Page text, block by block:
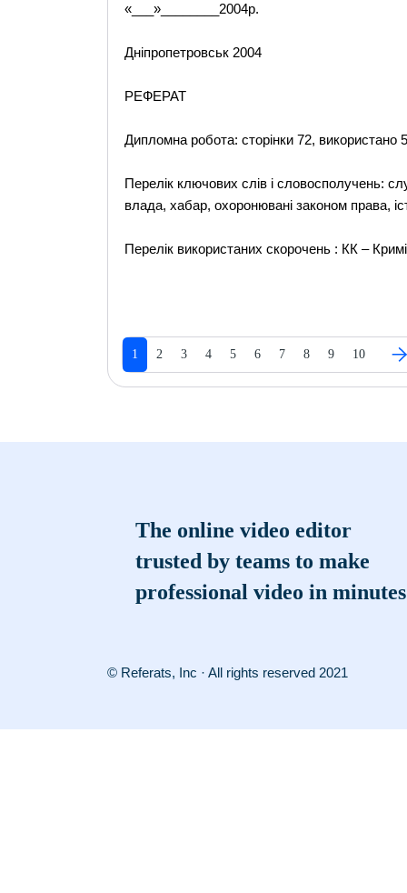
«___»________2004р.
Дніпропетровськ 2004
РЕФЕРАТ
Дипломна робота: сторінки 72, використано
Перелік ключових слів і словосполучень:
влада, хабар, охоронювані законом права,
Перелік використаних скорочень : КК –
1 2 3 4 5 6 7 8 9 10
The online video editor
trusted by teams to make
professional video in minutes
© Referats, Inc · All rights reserved 2021